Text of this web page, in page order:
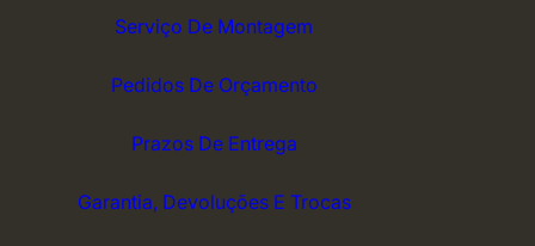
Serviço De Montagem
Pedidos De Orçamento
Prazos De Entrega
Garantia, Devoluções E Trocas